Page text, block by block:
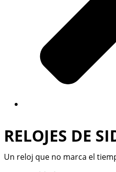
RELOJES DE
Un reloj que no marca el